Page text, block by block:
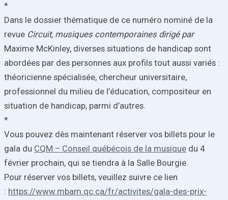
*
Dans le dossier thématique de ce numéro nominé de la
revue Circuit, musiques contemporaines dirigé par
Maxime McKinley, diverses situations de handicap sont
abordées par des personnes aux profils tout aussi variés :
théoricienne spécialisée, chercheur universitaire,
professionnel du milieu de l’éducation, compositeur en
situation de handicap, parmi d’autres.
*
Vous pouvez dès maintenant réserver vos billets pour le
gala du CQM – Conseil québécois de la musique du 4
février prochain, qui se tiendra à la Salle Bourgie.
Pour réserver vos billets, veuillez suivre ce lien
: https://www.mbam.qc.ca/fr/activites/gala-des-prix-